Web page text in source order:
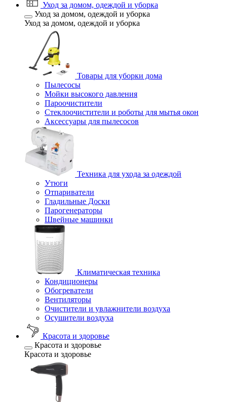
Уход за домом, одеждой и уборка
Уход за домом, одеждой и уборка
Уход за домом, одеждой и уборка
Товары для уборки дома
Пылесосы
Мойки высокого давления
Пароочистители
Стеклоочистители и роботы для мытья окон
Аксессуары для пылесосов
Техника для ухода за одеждой
Утюги
Отпариватели
Гладильные Доски
Парогенераторы
Швейные машинки
Климатическая техника
Кондиционеры
Обогреватели
Вентиляторы
Очистители и увлажнители воздуха
Осушители воздуха
Красота и здоровье
Красота и здоровье
Красота и здоровье